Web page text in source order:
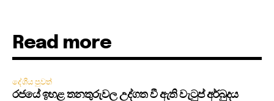
Read more
දේශීය පුවත්
රජයේ ඉහළ තනතුරුවල උද්ගත වී ඇති වැටුප් අර්බුදය